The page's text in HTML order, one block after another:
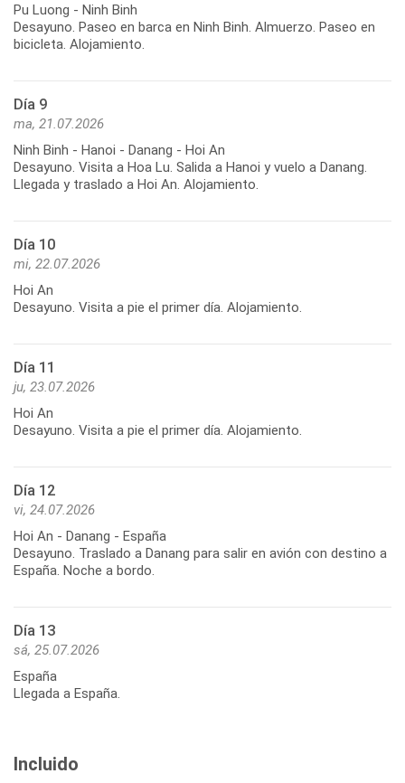
Pu Luong - Ninh Binh
Desayuno. Paseo en barca en Ninh Binh. Almuerzo. Paseo en
bicicleta. Alojamiento.
Día 9
ma, 21.07.2026
Ninh Binh - Hanoi - Danang - Hoi An
Desayuno. Visita a Hoa Lu. Salida a Hanoi y vuelo a Danang.
Llegada y traslado a Hoi An. Alojamiento.
Día 10
mi, 22.07.2026
Hoi An
Desayuno. Visita a pie el primer día. Alojamiento.
Día 11
ju, 23.07.2026
Hoi An
Desayuno. Visita a pie el primer día. Alojamiento.
Día 12
vi, 24.07.2026
Hoi An - Danang - España
Desayuno. Traslado a Danang para salir en avión con destino a
España. Noche a bordo.
Día 13
sá, 25.07.2026
España
Llegada a España.
Incluido